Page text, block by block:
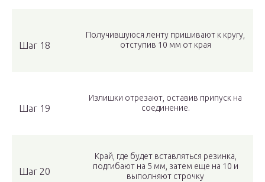
Шаг 18
Получившуюся ленту пришивают к кругу,
отступив 10 мм от края
Шаг 19
Излишки отрезают, оставив припуск на
соединение.
Шаг 20
Край, где будет вставляться резинка,
подгибают на 5 мм, затем еще на 10 и
выполняют строчку